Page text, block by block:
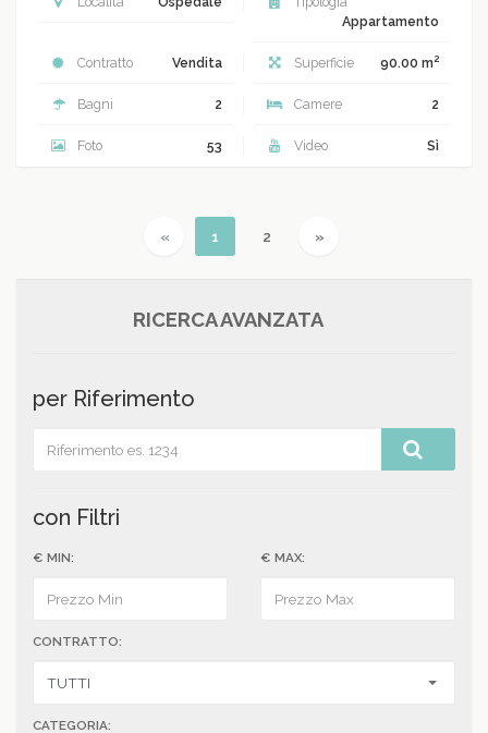
Appartamento
Contratto Vendita Superficie 90.00 m2
Bagni 2 Camere 2
Foto 53 Video Sì
« Previous
1 (current)
2 »
RICERCA AVANZATA
per Riferimento
con Filtri
€ MIN: € MAX:
CONTRATTO:
CATEGORIA: